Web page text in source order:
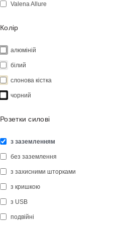
Valena Allure
Колір
алюміній
білий
слонова кістка
чорний
Розетки силові
з заземленням
без заземлення
з захисними шторками
з кришкою
з USB
подвійні